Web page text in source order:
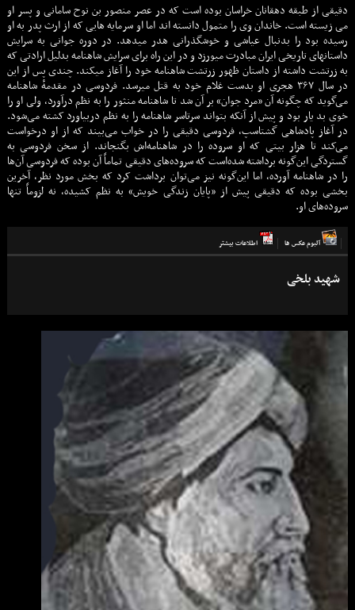
دقیقیازطبقه دهقانانخراسان بودهاستکه درعصر منصور بن نوحسامانی و پسر او
میزیستهاست. خاندانویرا متمولدانسته اند امااوسرمایه هاییکهازارثپدر بهاو
رسیده بود را بدنبال عیاشی و خوشگذرانی هدر میدهد. در دوره جوانی به سرایش
داستانهایتاریخیایرانمبادرتمیورزد ودراینراهبرایسرایششاهنامهبدلیلارادتیکه
بهزرتشت داشتهاز داستانظهور زرتشتشاهنامهخود را آغازمیکند. چندیپسازاین
در سال ۳۶۷ هجری او بدست غلام خود به قتل میرسد. فردوسی در مقدمهٔ شاهنامه
می‌گوید که چگونه آن «مرد جوان» بر آن شد تا شاهنامه منثور را به نظم درآورد، ولی او را
خوی بد یار بود و پیش از آنکه بتواند سرتاسر شاهنامه را به نظم دربیاورد کشته می‌شود.
در آغاز پادشاهی گشتاسپ، فردوسی دقیقی را در خواب می‌بیند که از او درخواست
می‌کند تا هزار بیتی که او سروده را در شاهنامه‌اش بگنجاند. از سخن فردوسی به
گستردگی این‌گونه برداشته شده‌است که سروده‌های دقیقی تماماً آن بوده که فردوسی آن‌ها
را در شاهنامه آورده، اما این‌گونه نیز می‌توان برداشت کرد که بخش مورد نظر، آخرین
بخشی بوده که دقیقی پیش از «پایان زندگی خویش» به نظم کشیده، نه لزوماً تنها
سروده‌های او.
آلبوم عكس ها اطلاعات بيشتر
شهید بلخی